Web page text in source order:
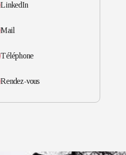
LinkedIn
Mail
Téléphone
Rendez-vous